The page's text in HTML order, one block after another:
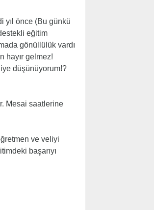
yıl önce (Bu günkü
eğitim
gönüllülük vardı
hayır gelmez!
düşünüyorum!?
Mesai saatlerine
ve veliyi
başarıyı